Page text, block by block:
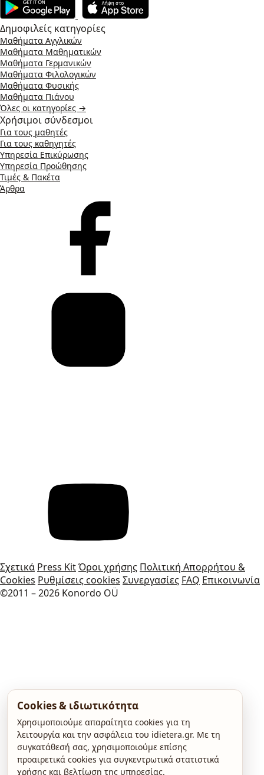
Δημοφιλείς κατηγορίες
Μαθήματα Αγγλικών
Μαθήματα Μαθηματικών
Μαθήματα Γερμανικών
Μαθήματα Φιλολογικών
Μαθήματα Φυσικής
Μαθήματα Πιάνου
Όλες οι κατηγορίες →
Χρήσιμοι σύνδεσμοι
Για τους μαθητές
Για τους καθηγητές
Υπηρεσία Επικύρωσης
Υπηρεσία Προώθησης
Τιμές & Πακέτα
Άρθρα
Σχετικά Press KitΌροι χρήσης Πολιτική Απορρήτου &
Cookies Ρυθμίσεις cookies Συνεργασίες FAQ Επικοινωνία
©2011 – 2026 Konordo OÜ
Cookies & ιδιωτικότητα
Χρησιμοποιούμε απαραίτητα cookies για τη
λειτουργία και την ασφάλεια του idietera.gr. Με τη
συγκατάθεσή σας, χρησιμοποιούμε επίσης
προαιρετικά cookies για συγκεντρωτικά στατιστικά
χρήσης και βελτίωση της υπηρεσίας.